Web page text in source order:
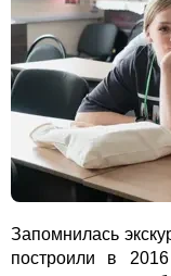
Запомнилась
построили в